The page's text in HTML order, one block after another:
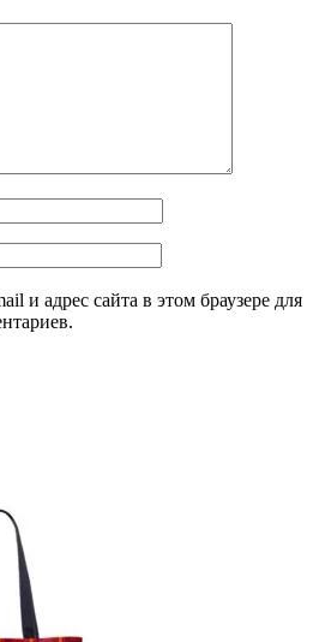
и адрес сайта в этом браузере для